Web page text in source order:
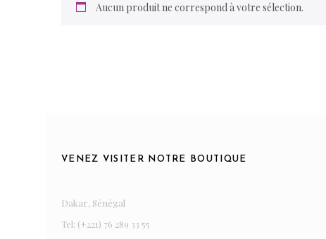
Aucun produit ne correspond à votre sélection.
VENEZ VISITER NOTRE BOUTIQUE
Dakar, Sénégal
Tel: (+221) 76 289 33 55